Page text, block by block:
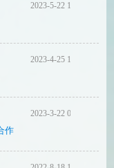
2023-5-22 10:43
2023-4-25 16:24
2023-3-22 08:31
作